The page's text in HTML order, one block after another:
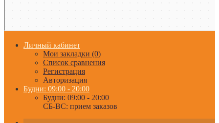
Личный кабинет
Мои закладки (0)
Список сравнения
Регистрация
Авторизация
Будни: 09:00 - 20:00
Будни: 09:00 - 20:00
СБ-ВС: прием заказов